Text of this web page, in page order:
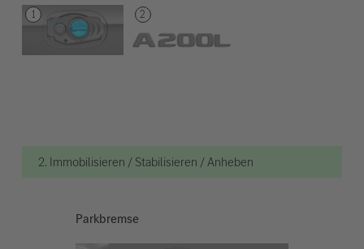
2. Immobilisieren / Stabilisieren / Anheben
Parkbremse